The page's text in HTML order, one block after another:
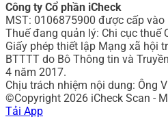
Công ty Cổ phần iCheck
MST: 0106875900 được cấp
Thuế đang quản lý: Chi cục thuế
Giấy phép thiết lập Mạng xã hội
BTTTT do Bô Thông tin và
4 năm 2017.
Chịu trách nhiệm nội dung: Ông
©Copyright 2026 iCheck Scan -
Tải App